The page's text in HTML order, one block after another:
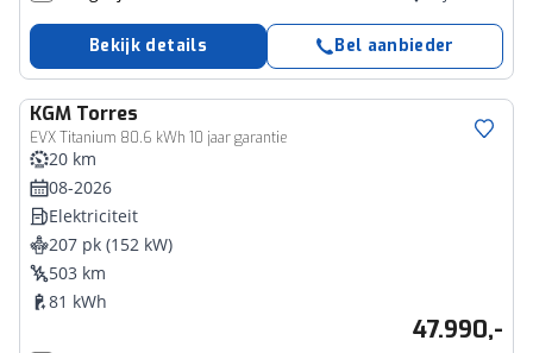
Bekijk details Bel aanbieder
KGM Torres
EVX Titanium 80.6 kWh 10 jaar garantie
20 km
08-2026
Elektriciteit
207 pk (152 kW)
503 km
81 kWh
47.990,-